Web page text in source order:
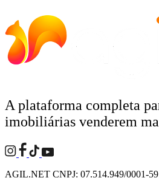
A plataforma completa
imobiliárias venderem
AGIL.NET CNPJ: 07.514.949/0001-59